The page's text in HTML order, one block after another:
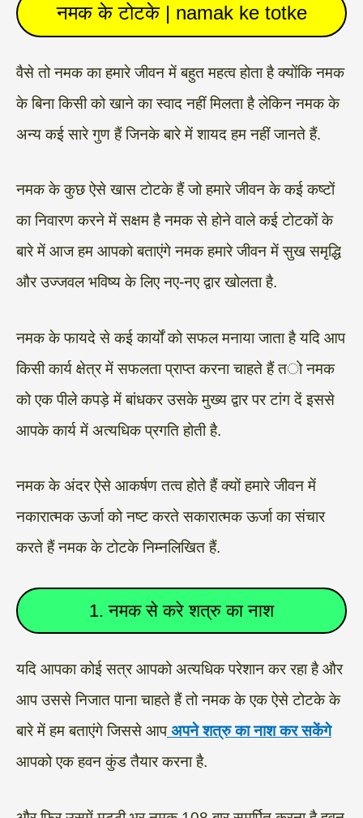
नमक के टोटके | namak ke totke
वैसे तो नमक का हमारे जीवन में बहुत महत्व होता है क्योंकि नमक
के बिना किसी को खाने का स्वाद नहीं मिलता है लेकिन नमक के
अन्य कई सारे गुण हैं जिनके बारे में शायद हम नहीं जानते हैं.
नमक के कुछ ऐसे खास टोटके हैं जो हमारे जीवन के कई कष्टों
का निवारण करने में सक्षम है नमक से होने वाले कई टोटकों के
बारे में आज हम आपको बताएंगे नमक हमारे जीवन में सुख समृद्धि
और उज्जवल भविष्य के लिए नए-नए द्वार खोलता है.
नमक के फायदे से कई कार्यों को सफल मनाया जाता है यदि आप
किसी कार्य क्षेत्र में सफलता प्राप्त करना चाहते हैं तो नमक
को एक पीले कपड़े में बांधकर उसके मुख्य द्वार पर टांग दें इससे
आपके कार्य में अत्यधिक प्रगति होती है.
नमक के अंदर ऐसे आकर्षण तत्व होते हैं क्यों हमारे जीवन में
नकारात्मक ऊर्जा को नष्ट करते सकारात्मक ऊर्जा का संचार
करते हैं नमक के टोटके निम्नलिखित हैं.
1. नमक से करे शत्रु का नाश
यदि आपका कोई सत्र आपको अत्यधिक परेशान कर रहा है और
आप उससे निजात पाना चाहते हैं तो नमक के एक ऐसे टोटके के
बारे में हम बताएंगे जिससे आपअपने शत्रु का नाश कर सकेंगे
आपको एक हवन कुंड तैयार करना है.